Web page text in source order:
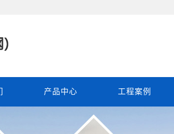
产品中心 工程案例